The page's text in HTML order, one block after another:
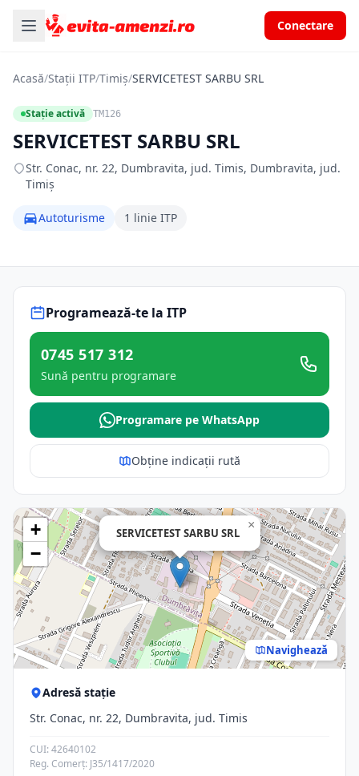
Conectare
Acasă/Stații ITP/Timiș/SERVICETEST SARBU SRL
Stație activă TM126
SERVICETEST SARBU SRL
Str. Conac, nr. 22, Dumbravita, jud. Timis, Dumbravita, jud.
Timiș
Autoturisme 1 linie ITP
Programează-te la ITP
0745 517 312
Sună pentru programare
Programare pe WhatsApp
Obține indicații rută
SERVICETEST SARBU SRL
×
+
−
Navighează
Adresă stație
Str. Conac, nr. 22, Dumbravita, jud. Timis
CUI: 42640102
Reg. Comerț: J35/1417/2020